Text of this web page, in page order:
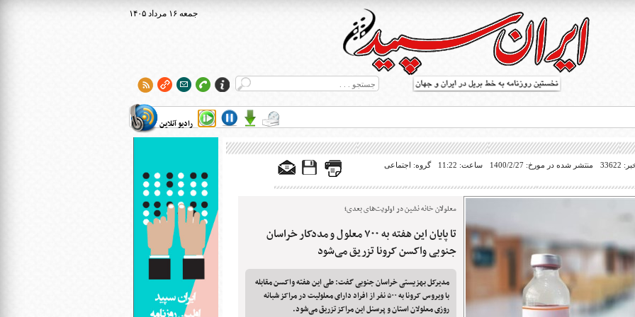
۱۴۰۵ جمعه ۱۶ مرداد
رادیو آنلاین
بریل در جهان
منتشر شده در مورخ: 1400/2/27 ساعت: 11:22 گروه: اجتماعی
معلولان خانه نشین در اولویت‌های بعدی؛
تا پایان این هفته به ۷۰۰ معلول و مددکار خراسان
جنوبی واکسن کرونا تزریق می‌شود
مدیرکل بهزیستی خراسان جنوبی گفت: طی این هفته واکسن مقابله
با ویروس کرونا به ۵۰۰ نفر از افراد دارای معلولیت در مراکز شبانه
روزی معلولان استان و پرسنل این مراکز تزریق می‌شود.